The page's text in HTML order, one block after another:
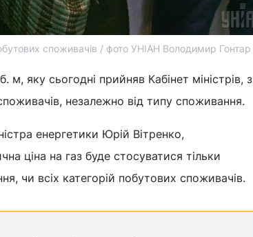
споживачів / фото УНІАН Володимир Гонтар
м, яку сьогодні прийняв Кабінет міністрів, з
незалежно від типу споживання.
енергетики Юрій Вітренко,
ціна на газ буде стосуватися тільки
чи всіх категорій побутових споживачів.